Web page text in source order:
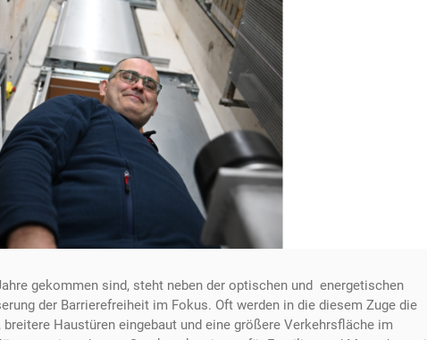
gekommen sind, steht neben der optischen und energetischen
der Barrierefreiheit im Fokus. Oft werden in die diesem Zuge die
Haustüren eingebaut und eine größere Verkehrsfläche im